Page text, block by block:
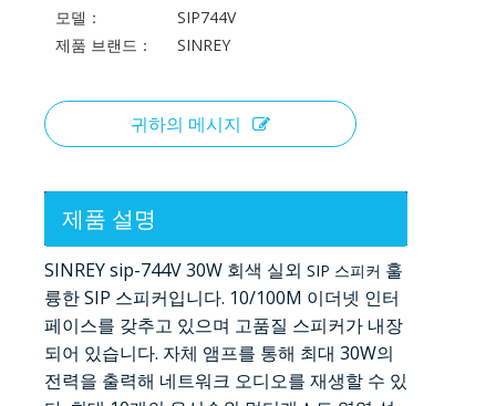
모델：
SIP744V
제품 브랜드：
SINREY
귀하의 메시지
제품 설명
SINREY sip-744V 30W 회색 실외 SIP 스피커 훌
륭한 SIP 스피커입니다. 10/100M 이더넷 인터
페이스를 갖추고 있으며 고품질 스피커가 내장
되어 있습니다. 자체 앰프를 통해 최대 30W의
전력을 출력해 네트워크 오디오를 재생할 수 있